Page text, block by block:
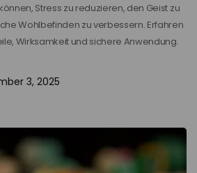
Stress zu reduzieren, den Geist zu
Wohlbefinden zu verbessern. Erfahren
Wirksamkeit und sichere Anwendung.
3, 2025